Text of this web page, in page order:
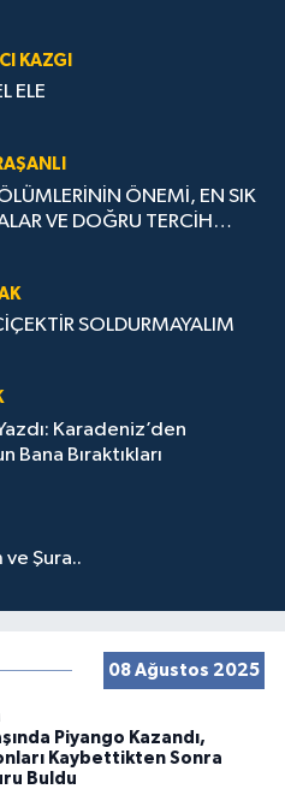
KAZGI
ELE
ÖNEMİ, EN SIK
VE DOĞRU TERCİH
SOLDURMAYALIM
Karadeniz’den
Bana Bıraktıkları
ve Şura..
08 Ağustos 2025
Piyango Kazandı,
Kaybettikten Sonra
Buldu